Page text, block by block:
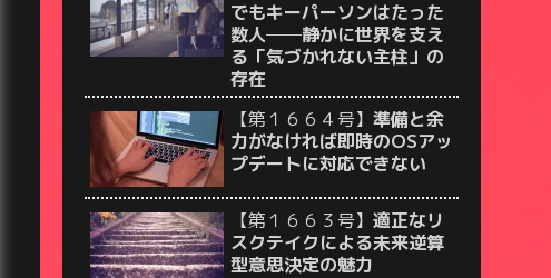
でもキーパーソンはたった
数人──静かに世界を支え
る「気づかれない主柱」の
存在
【第１６６４号】 準備と余
力がなければ即時のOSアッ
プデートに対応できない
【第１６６３号】 適正なリ
スクテイクによる未来逆算
型意思決定の魅力